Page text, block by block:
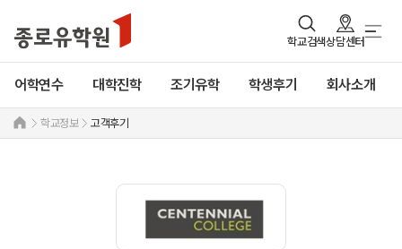
학교검색상담센터
어학연수 대학진학 조기유학 학생후기 회사소개
학교정보 고객후기